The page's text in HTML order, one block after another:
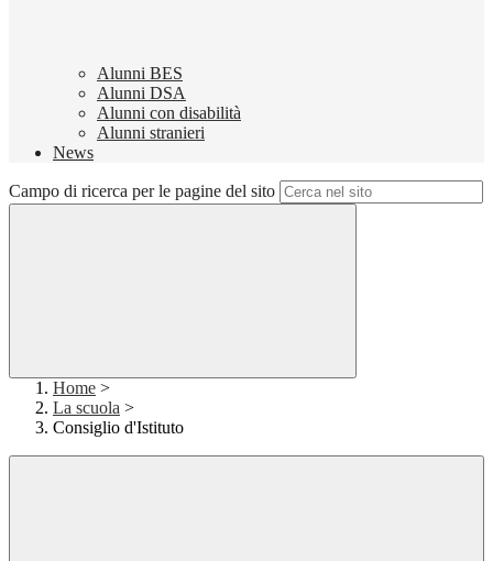
Alunni BES
Alunni DSA
Alunni con disabilità
Alunni stranieri
News
Campo di ricerca per le pagine del sito
Home >
La scuola >
Consiglio d'Istituto